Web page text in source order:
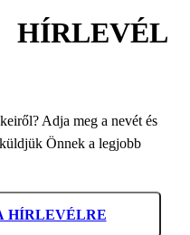
HÍRLEVÉL
Adja meg a nevét és
Önnek a legjobb
HÍRLEVÉLRE